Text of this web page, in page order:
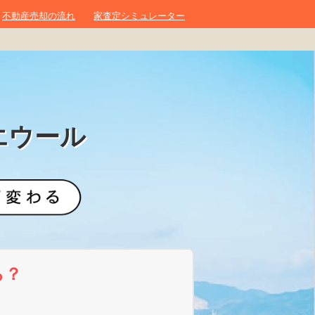
不動産売却の流れ 家査定シミュレーター
ウール